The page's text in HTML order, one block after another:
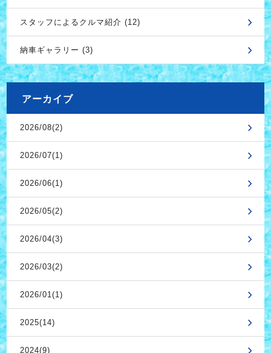
スタッフによるクルマ紹介 (12)
納車ギャラリー (3)
アーカイブ
2026/08(2)
2026/07(1)
2026/06(1)
2026/05(2)
2026/04(3)
2026/03(2)
2026/01(1)
2025(14)
2024(9)